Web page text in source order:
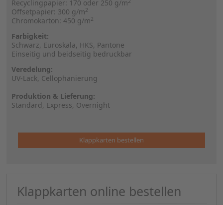
Recyclingpapier: 170 oder 250 g/m
Offsetpapier: 300 g/m2
Chromokarton: 450 g/m2
Farbigkeit:
Schwarz, Euroskala, HKS, Pantone
Einseitig und beidseitig bedruckbar
Veredelung:
UV-Lack, Cellophanierung
Produktion & Lieferung:
Standard, Express, Overnight
Klappkarten bestellen
Klappkarten online bestellen